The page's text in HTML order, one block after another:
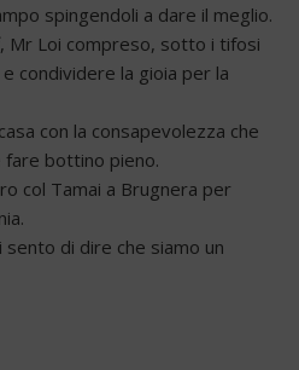
spingendoli a dare il meglio.
Loi compreso, sotto i tifosi
condividere la gioia per la
con la consapevolezza che
bottino pieno.
col Tamai a Brugnera per
di dire che siamo un